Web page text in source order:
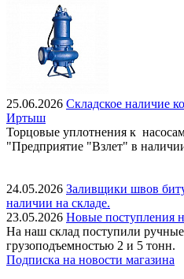
25.06.2026 Складское наличие
Иртыш
Торцовые уплотнения к
"Предприятие "Взлет" в
24.05.2026 Заливщики швов
наличии на складе.
23.05.2026 Новые поступления
На наш склад поступили
грузоподъемностью 2 и 5 тонн.
Подписка на новости магазина